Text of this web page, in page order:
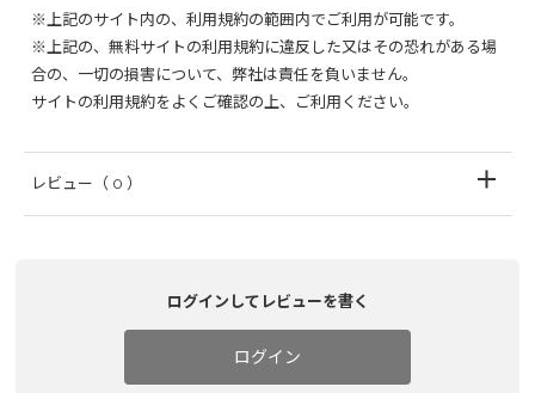
※上記のサイト内の、利用規約の範囲内でご利用が可能です。
※上記の、無料サイトの利用規約に違反した又はその恐れがある場
合の、一切の損害について、弊社は責任を負いません。
サイトの利用規約をよくご確認の上、ご利用ください。
レビュー （ 0 ）
ログインしてレビューを書く
ログイン